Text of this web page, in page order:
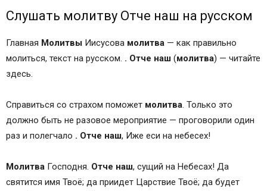
Слушать молитву Отче наш на русском
Главная Молитвы Иисусова молитва — как правильно
молиться, текст на русском. . Отче наш (молитва) — читайте
здесь.
Справиться со страхом поможет молитва. Только это
должно быть не разовое мероприятие — проговорили один
раз и полегчало . Отче наш, Иже еси на небесех!
Молитва Господня. Отче наш, сущий на Небесах! Да
святится имя Твоё; да приидет Царствие Твоё; да будет